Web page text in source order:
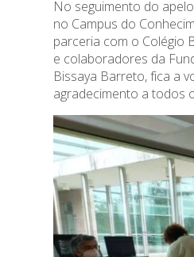
No seguimento do
no Campus do
parceria com o Colégio
e colaboradores da
Bissaya Barreto, fica a
agradecimento a todos